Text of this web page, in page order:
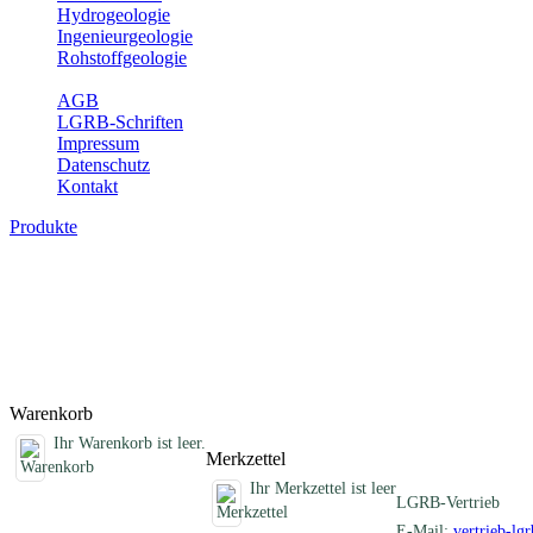
Hydrogeologie
Ingenieurgeologie
Rohstoffgeologie
AGB
LGRB-Schriften
Impressum
Datenschutz
Kontakt
Produkte
Warenkorb
Ihr Warenkorb ist leer.
Merkzettel
Ihr Merkzettel ist leer
LGRB-Vertrieb